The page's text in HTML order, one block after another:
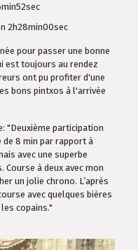
2h28min00sec
pour passer une bonne
est toujours au rendez
ont pu profiter d'une
bons pintxos à l'arrivée
"Deuxième participation
8 min par rapport à
avec une superbe
à deux avec mon
un jolie chrono. L’après
avec quelques bières
copains."